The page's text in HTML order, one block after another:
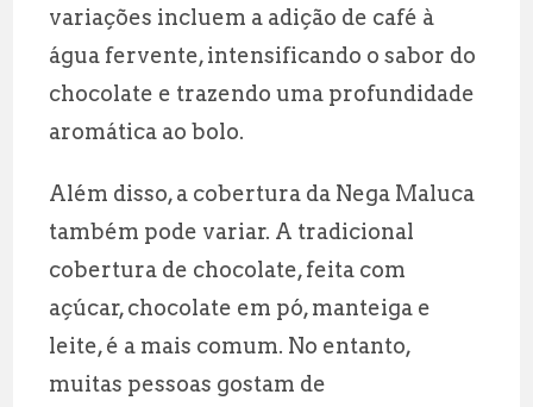
variações incluem a adição de café à
água fervente, intensificando o sabor do
chocolate e trazendo uma profundidade
aromática ao bolo.
Além disso, a cobertura da Nega Maluca
também pode variar. A tradicional
cobertura de chocolate, feita com
açúcar, chocolate em pó, manteiga e
leite, é a mais comum. No entanto,
muitas pessoas gostam de